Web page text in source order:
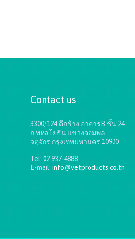
Contact us
3300/124 ตึกช้าง อาคารB ชั้น 24
ถ.พหลโยธิน แขวงจอมพล
จตุจักร กรุงเทพมหานคร 10900
Tel: 02 937-4888
E-mail: info@vetproducts.co.th